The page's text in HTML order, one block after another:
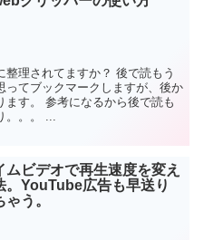
理されてますか？ 後で読もう
ってブックマークしますが、後か
ます。 参考になるから後で読も
。。。 ...
ムビデオで再生速度を変え
。YouTube広告も早送り
う。